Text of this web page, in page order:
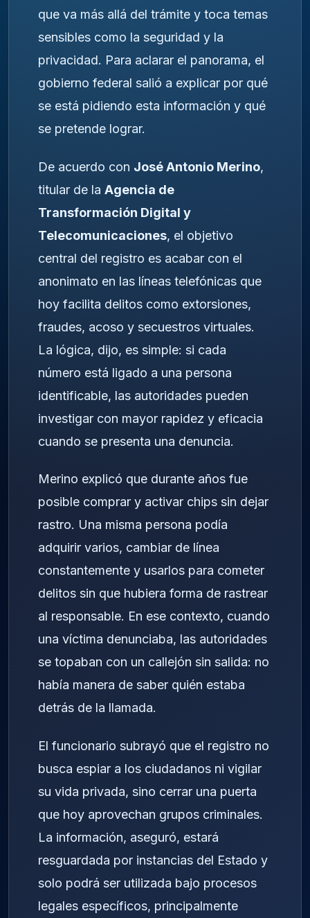
que va más allá del trámite y toca temas
sensibles como la seguridad y la
privacidad. Para aclarar el panorama, el
gobierno federal salió a explicar por qué
se está pidiendo esta información y qué
se pretende lograr.
De acuerdo con José Antonio Merino,
titular de la Agencia de
Transformación Digital y
Telecomunicaciones, el objetivo
central del registro es acabar con el
anonimato en las líneas telefónicas que
hoy facilita delitos como extorsiones,
fraudes, acoso y secuestros virtuales.
La lógica, dijo, es simple: si cada
número está ligado a una persona
identificable, las autoridades pueden
investigar con mayor rapidez y eficacia
cuando se presenta una denuncia.
Merino explicó que durante años fue
posible comprar y activar chips sin dejar
rastro. Una misma persona podía
adquirir varios, cambiar de línea
constantemente y usarlos para cometer
delitos sin que hubiera forma de rastrear
al responsable. En ese contexto, cuando
una víctima denunciaba, las autoridades
se topaban con un callejón sin salida: no
había manera de saber quién estaba
detrás de la llamada.
El funcionario subrayó que el registro no
busca espiar a los ciudadanos ni vigilar
su vida privada, sino cerrar una puerta
que hoy aprovechan grupos criminales.
La información, aseguró, estará
resguardada por instancias del Estado y
solo podrá ser utilizada bajo procesos
legales específicos, principalmente